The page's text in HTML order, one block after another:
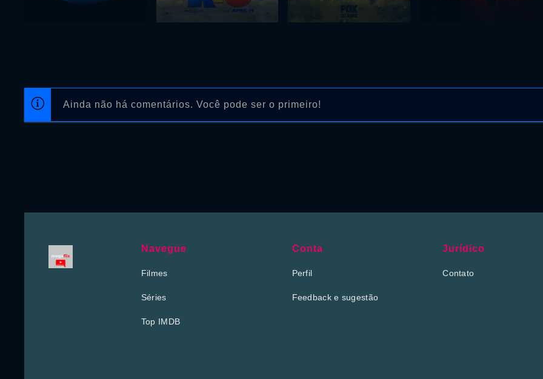
Ainda não há comentários. Você pode ser o primeiro!
Navegue
Filmes
Séries
Top IMDB
Conta
Perfil
Feedback e sugestão
Jurídico
Contato